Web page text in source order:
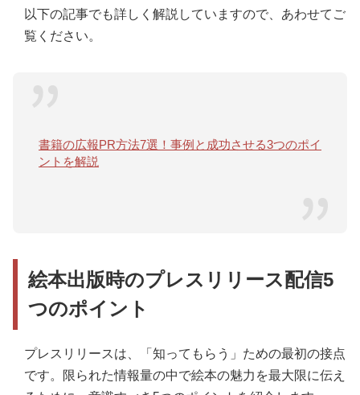
以下の記事でも詳しく解説していますので、あわせてご
覧ください。
書籍の広報PR方法7選！事例と成功させる3つのポイ
ントを解説
絵本出版時のプレスリリース配信5
つのポイント
プレスリリースは、「知ってもらう」ための最初の接点
です。限られた情報量の中で絵本の魅力を最大限に伝え